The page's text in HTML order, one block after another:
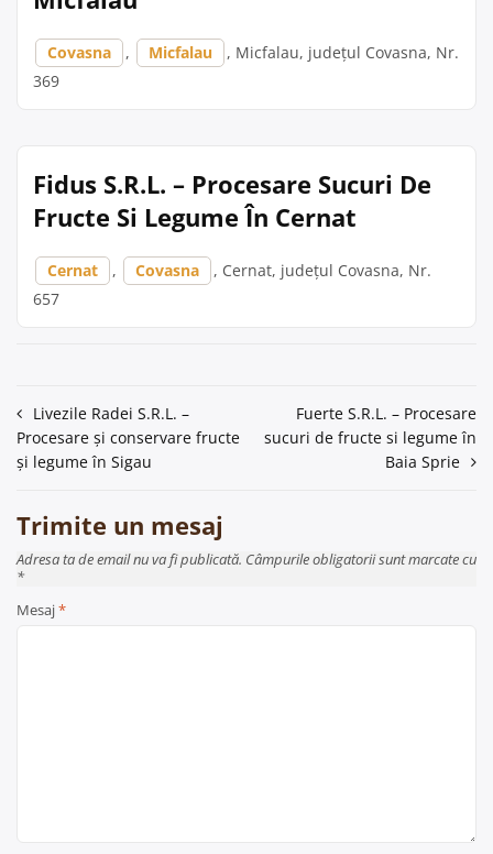
Covasna , Micfalau
, Micfalau, județul Covasna, Nr.
369
Fidus S.R.L. – Procesare Sucuri De
Fructe Si Legume În Cernat
Cernat , Covasna
, Cernat, județul Covasna, Nr.
657
Navigare
în
Livezile Radei S.R.L. –
Procesare și conservare fructe
și legume în Sigau
Fuerte S.R.L. – Procesare
sucuri de fructe si legume în
Baia Sprie
Trimite un mesaj
Adresa ta de email nu va fi publicată. Câmpurile obligatorii sunt marcate cu
*
Mesaj*